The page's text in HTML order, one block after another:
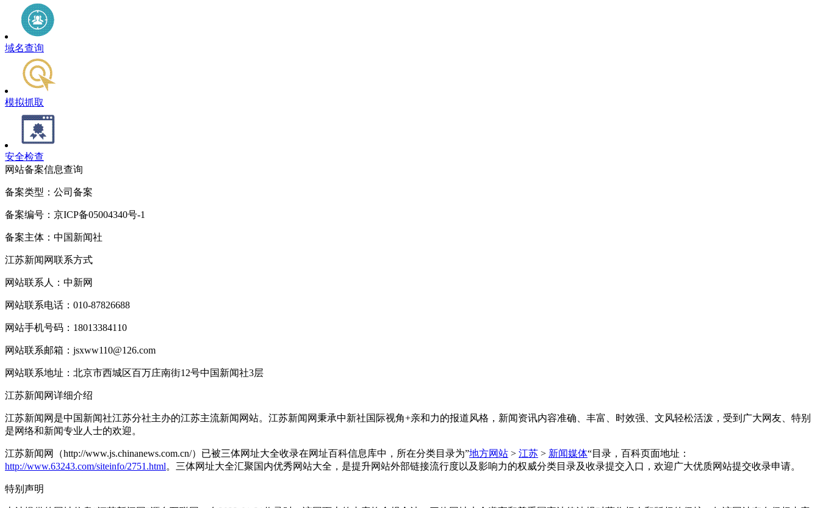
域名查询
模拟抓取
安全检查
网站备案信息查询
备案类型：公司备案
备案编号：京ICP备05004340号-1
备案主体：中国新闻社
江苏新闻网联系方式
网站联系人：中新网
网站联系电话：010-87826688
网站手机号码：18013384110
网站联系邮箱：jsxww110@126.com
网站联系地址：北京市西城区百万庄南街12号中国新闻社3层
江苏新闻网详细介绍
江苏新闻网是中国新闻社江苏分社主办的江苏主流新闻网站。江苏新闻网秉承中新社国际视角+亲和力的报道风格，新闻资讯内容准确、丰富、时效强、文风轻松活泼，受到广大网友、特别
是网络和新闻专业人士的欢迎。
江苏新闻网（http://www.js.chinanews.com.cn/）已被三体网址大全收录在网址百科信息库中，所在分类目录为”地方网站 > 江苏 > 新闻媒体“目录，百科页面地址：
http://www.63243.com/siteinfo/2751.html。三体网址大全汇聚国内优秀网站大全，是提升网站外部链接流行度以及影响力的权威分类目录及收录提交入口，欢迎广大优质网站提交收录申请。
特别声明